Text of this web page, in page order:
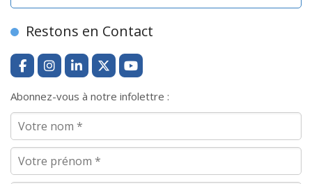
Restons en Contact
Abonnez-vous à notre infolettre :